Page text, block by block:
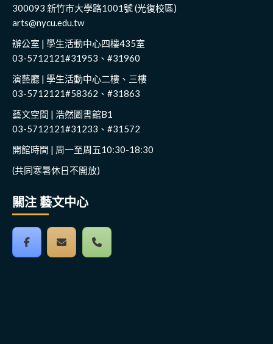
300093 新竹市大學路1001號 (光復校區)
arts@nycu.edu.tw
辦公室 | 學生活動中心四樓435室
03-5712121#31953、#31960
演藝廳 | 學生活動中心二樓、三樓
03-5712121#58362、#31863
藝文空間 | 浩然圖書館B1
03-5712121#31233、#31572
開館時間 | 周一至周五10:30-18:30
(共同寒暑休日不開放)
關注 藝文中心